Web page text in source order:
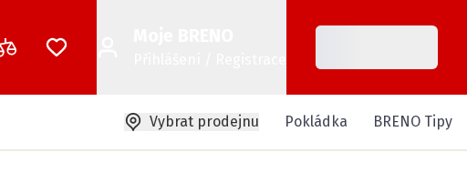
Vybrat prodejnu Pokládka BRENO Tipy